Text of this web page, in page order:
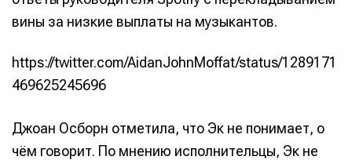
вины за низкие выплаты на музыкантов.
https://twitter.com/AidanJohnMoffat/status/1289171
469625245696
Джоан Осборн отметила, что Эк не понимает, о
чём говорит. По мнению исполнительцы, Эк не